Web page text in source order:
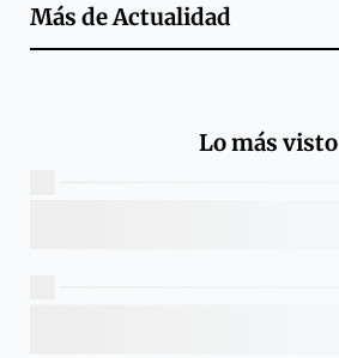
Más deActualidad
Lo más visto